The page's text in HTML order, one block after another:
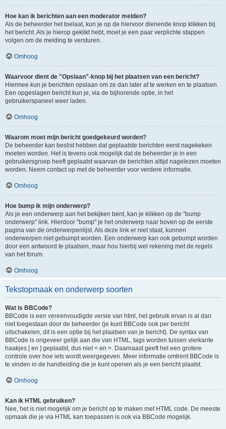
Hoe kan ik berichten aan een moderator melden?
Als de beheerder het toelaat, kun je op de hiervoor dienende knop klikken bij
het bericht. Als je hierop geklikt hebt, moet je een paar verplichte stappen
volgen om de melding te versturen.
Omhoog
Waarvoor dient de "Opslaan"-knop bij het plaatsen van een bericht?
Hiermee kun je berichten opslaan om ze dan later af te werken en te plaatsen.
Een opgeslagen bericht kun je, via de bijhorende optie, in het
gebruikerspaneel weer laden.
Omhoog
Waarom moet mijn bericht goedgekeurd worden?
De beheerder kan beslist hebben dat geplaatste berichten eerst nagekeken
moeten worden. Het is tevens ook mogelijk dat de beheerder je in een
gebruikersgroep heeft geplaatst waarvan de berichten altijd nagelezen moeten
worden. Neem contact op met de beheerder voor verdere informatie.
Omhoog
Hoe bump ik mijn onderwerp?
Als je een onderwerp aan het bekijken bent, kan je klikken op de "bump
onderwerp" link. Hierdoor "bump" je het onderwerp naar boven op de eerste
pagina van de onderwerpenlijst. Als deze link er niet staat, kunnen
onderwerpen niet gebumpt worden. Een onderwerp kan ook gebumpt worden
door een antwoord te plaatsen, maar hou hierbij wel rekening met de regels
van het forum.
Omhoog
Tekstopmaak en onderwerp soorten
Wat is BBCode?
BBCode is een vereenvoudigde versie van html, het gebruik ervan is al dan
niet toegestaan door de beheerder (je kunt BBCode ook per bericht
uitschakelen, dit is een optie bij het plaatsen van je bericht). De syntax van
BBCode is ongeveer gelijk aan die van HTML, tags worden tussen vierkante
haakjes [ en ] geplaatst, dus niet < en >. Daarnaast geeft het een grotere
controle over hoe iets wordt weergegeven. Meer informatie omtrent BBCode is
te vinden in de handleiding die je kunt openen als je een bericht plaatst.
Omhoog
Kan ik HTML gebruiken?
Nee, het is niet mogelijk om je bericht op te maken met HTML code. De meeste
opmaak die je via HTML kan toepassen is ook via BBCode mogelijk.